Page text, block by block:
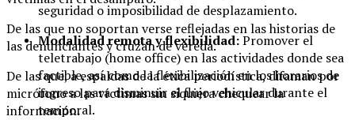
De las que no soportan verse reflejadas en las historias de
las denunciantes y cruzan de vereda.
De las que, a espaldas de la ética periodística, difaman por
micrófono a las víctimas sin siquiera chequear la
información.
seguridad o imposibilidad de desplazamiento.
Modalidad remota y flexibilidad:Promover el
teletrabajo (home office) en las actividades donde sea
factible, así como la flexibilización en los horarios de
ingreso para disminuir el flujo vehicular durante el
temporal.